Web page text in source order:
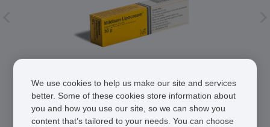
Mildison LipoCream
Hydrocortisone
We use cookies to help us make our site and services
better. Some of these cookies store information about
you and how you use our site, so we can show you
content that’s tailored to your needs. You can choose